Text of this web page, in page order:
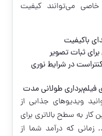
خاصی می‌توانند کیفیت
باکیفیت
ثبات تصویر
در شرایط نوری
فیلم‌برداری طولانی مدت
ویدیوهای جذابی از
به سطح بالاتری برای
که درآمد شما از